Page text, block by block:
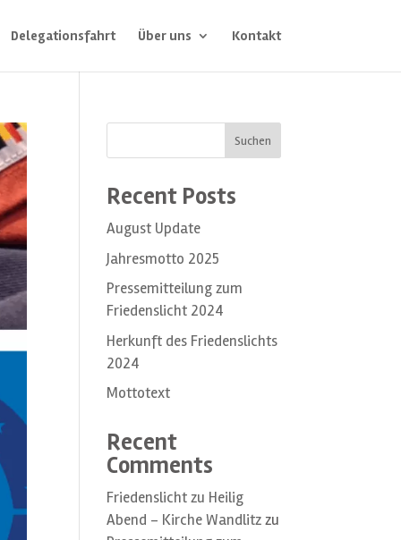
Delegationsfahrt Über uns Kontakt
Suchen
Recent Posts
August Update
Jahresmotto 2025
Pressemitteilung zum
Friedenslicht 2024
Herkunft des Friedenslichts
2024
Mottotext
Recent
Comments
Friedenslicht zu Heilig
Abend – Kirche Wandlitzzu